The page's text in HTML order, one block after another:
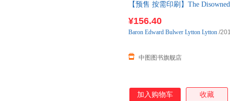
【预售 按需印刷】The Disowned
¥156.40
中图图书旗舰店
Baron Edward Bulwer Lytton Lytton /
加入购物车 收藏